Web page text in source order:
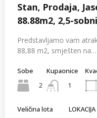
Stan, Prodaja,
88.88m2, 2,5-
Predstavljamo vam
88,88 m2, smješten na…
Sobe
2
Kupaonice
1
Veličina lota
LOKACIJA